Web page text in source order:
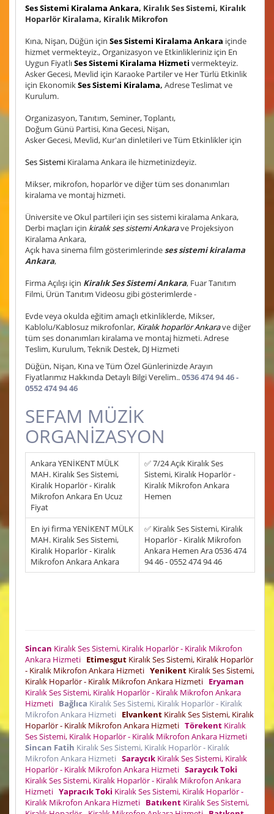
Ses Sistemi Kiralama Ankara, Kiralık Ses Sistemi, Kiralık
Hoparlör Kiralama, Kiralık Mikrofon
Kına, Nişan, Düğün için Ses Sistemi Kiralama Ankara içinde
hizmet vermekteyiz., Organizasyon ve Etkinlikleriniz için En
Uygun FiyatlıSes Sistemi Kiralama Hizmeti vermekteyiz.
Asker Gecesi, Mevlid için Karaoke Partiler ve Her Türlü Etkinlik
için EkonomikSes Sistemi Kiralama, Adrese Teslimat ve
Kurulum.
Organizasyon, Tanıtım, Seminer, Toplantı,
Doğum Günü Partisi, Kına Gecesi, Nişan,
Asker Gecesi, Mevlid, Kur'an dinletileri ve Tüm Etkinlikler için
Ses Sistemi Kiralama Ankara ile hizmetinizdeyiz.
Mikser, mikrofon, hoparlör ve diğer tüm ses donanımları
kiralama ve montaj hizmeti.
Üniversite ve Okul partileri için ses sistemi kiralama Ankara,
Derbi maçları için kiralık ses sistemi Ankarave Projeksiyon
Kiralama Ankara,
Açık hava sinema film gösterimlerindeses sistemi kiralama
Ankara,
Firma Açılışı için Kiralık Ses Sistemi Ankara, Fuar Tanıtım
Filmi, Ürün Tanıtım Videosu gibi gösterimlerde -
Evde veya okulda eğitim amaçlı etkinliklerde, Mikser,
Kablolu/Kablosuz mikrofonlar, Kiralık hoparlör Ankarave diğer
tüm ses donanımları kiralama ve montaj hizmeti. Adrese
Teslim, Kurulum, Teknik Destek, DJ Hizmeti
Düğün, Nişan, Kına ve Tüm Özel Günlerinizde Arayın
Fiyatlarımız Hakkında Detaylı Bilgi Verelim..0536 474 94 46 -
0552 474 94 46
SEFAM MÜZİK
ORGANİZASYON
Ankara YENİKENT MÜLK
MAH. Kiralık Ses Sistemi,
Kiralık Hoparlör - Kiralık
Mikrofon Ankara En Ucuz
Fiyat
✅ 7/24 Açık Kiralık Ses
Sistemi, Kiralık Hoparlör -
Kiralık Mikrofon Ankara
Hemen
En iyi firma YENİKENT MÜLK
MAH. Kiralık Ses Sistemi,
Kiralık Hoparlör - Kiralık
Mikrofon Ankara Ankara
✅ Kiralık Ses Sistemi, Kiralık
Hoparlör - Kiralık Mikrofon
Ankara Hemen Ara 0536 474
94 46 - 0552 474 94 46
Sincan Kiralık Ses Sistemi, Kiralık Hoparlör - Kiralık Mikrofon
Ankara Hizmeti Etimesgut Kiralık Ses Sistemi, Kiralık Hoparlör
- Kiralık Mikrofon Ankara Hizmeti Yenikent Kiralık Ses Sistemi,
Kiralık Hoparlör - Kiralık Mikrofon Ankara Hizmeti Eryaman
Kiralık Ses Sistemi, Kiralık Hoparlör - Kiralık Mikrofon Ankara
Hizmeti Bağlıca Kiralık Ses Sistemi, Kiralık Hoparlör - Kiralık
Mikrofon Ankara Hizmeti
Elvankent Kiralık Ses Sistemi, Kiralık
Hoparlör - Kiralık Mikrofon Ankara Hizmeti Törekent Kiralık
Ses Sistemi, Kiralık Hoparlör - Kiralık Mikrofon Ankara Hizmeti
Sincan Fatih Kiralık Ses Sistemi, Kiralık Hoparlör - Kiralık
Mikrofon Ankara Hizmeti Saraycık Kiralık Ses Sistemi, Kiralık
Hoparlör - Kiralık Mikrofon Ankara Hizmeti Saraycık Toki
Kiralık Ses Sistemi, Kiralık Hoparlör - Kiralık Mikrofon Ankara
Hizmeti Yapracık Toki Kiralık Ses Sistemi, Kiralık Hoparlör -
Kiralık Mikrofon Ankara Hizmeti Batıkent Kiralık Ses Sistemi,